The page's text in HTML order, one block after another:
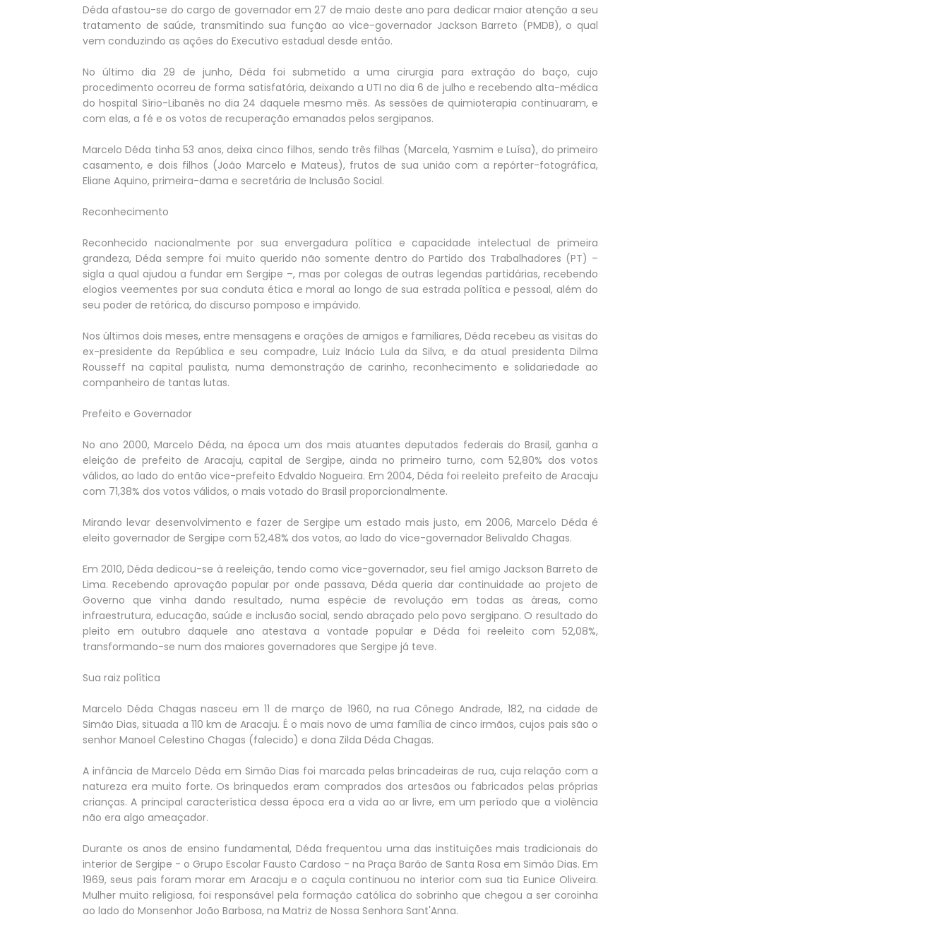
Déda afastou-se do cargo de governador em 27 de maio deste ano para dedicar maior atenção a seu
tratamento de saúde, transmitindo sua função ao vice-governador Jackson Barreto (PMDB), o qual
vem conduzindo as ações do Executivo estadual desde então.
No último dia 29 de junho, Déda foi submetido a uma cirurgia para extração do baço, cujo
procedimento ocorreu de forma satisfatória, deixando a UTI no dia 6 de julho e recebendo alta-médica
do hospital Sírio-Libanês no dia 24 daquele mesmo mês. As sessões de quimioterapia continuaram, e
com elas, a fé e os votos de recuperação emanados pelos sergipanos.
Marcelo Déda tinha 53 anos, deixa cinco filhos, sendo três filhas (Marcela, Yasmim e Luísa), do primeiro
casamento, e dois filhos (João Marcelo e Mateus), frutos de sua união com a repórter-fotográfica,
Eliane Aquino, primeira-dama e secretária de Inclusão Social.
Reconhecimento
Reconhecido nacionalmente por sua envergadura política e capacidade intelectual de primeira
grandeza, Déda sempre foi muito querido não somente dentro do Partido dos Trabalhadores (PT) –
sigla a qual ajudou a fundar em Sergipe –, mas por colegas de outras legendas partidárias, recebendo
elogios veementes por sua conduta ética e moral ao longo de sua estrada política e pessoal, além do
seu poder de retórica, do discurso pomposo e impávido.
Nos últimos dois meses, entre mensagens e orações de amigos e familiares, Déda recebeu as visitas do
ex-presidente da República e seu compadre, Luiz Inácio Lula da Silva, e da atual presidenta Dilma
Rousseff na capital paulista, numa demonstração de carinho, reconhecimento e solidariedade ao
companheiro de tantas lutas.
Prefeito e Governador
No ano 2000, Marcelo Déda, na época um dos mais atuantes deputados federais do Brasil, ganha a
eleição de prefeito de Aracaju, capital de Sergipe, ainda no primeiro turno, com 52,80% dos votos
válidos, ao lado do então vice-prefeito Edvaldo Nogueira. Em 2004, Déda foi reeleito prefeito de Aracaju
com 71,38% dos votos válidos, o mais votado do Brasil proporcionalmente.
Mirando levar desenvolvimento e fazer de Sergipe um estado mais justo, em 2006, Marcelo Déda é
eleito governador de Sergipe com 52,48% dos votos, ao lado do vice-governador Belivaldo Chagas.
Em 2010, Déda dedicou-se à reeleição, tendo como vice-governador, seu fiel amigo Jackson Barreto de
Lima. Recebendo aprovação popular por onde passava, Déda queria dar continuidade ao projeto de
Governo que vinha dando resultado, numa espécie de revolução em todas as áreas, como
infraestrutura, educação, saúde e inclusão social, sendo abraçado pelo povo sergipano. O resultado do
pleito em outubro daquele ano atestava a vontade popular e Déda foi reeleito com 52,08%,
transformando-se num dos maiores governadores que Sergipe já teve.
Sua raiz política
Marcelo Déda Chagas nasceu em 11 de março de 1960, na rua Cônego Andrade, 182, na cidade de
Simão Dias, situada a 110 km de Aracaju. É o mais novo de uma família de cinco irmãos, cujos pais são o
senhor Manoel Celestino Chagas (falecido) e dona Zilda Déda Chagas.
A infância de Marcelo Déda em Simão Dias foi marcada pelas brincadeiras de rua, cuja relação com a
natureza era muito forte. Os brinquedos eram comprados dos artesãos ou fabricados pelas próprias
crianças. A principal característica dessa época era a vida ao ar livre, em um período que a violência
não era algo ameaçador.
Durante os anos de ensino fundamental, Déda frequentou uma das instituições mais tradicionais do
interior de Sergipe - o Grupo Escolar Fausto Cardoso - na Praça Barão de Santa Rosa em Simão Dias. Em
1969, seus pais foram morar em Aracaju e o caçula continuou no interior com sua tia Eunice Oliveira.
Mulher muito religiosa, foi responsável pela formação católica do sobrinho que chegou a ser coroinha
ao lado do Monsenhor João Barbosa, na Matriz de Nossa Senhora Sant'Anna.